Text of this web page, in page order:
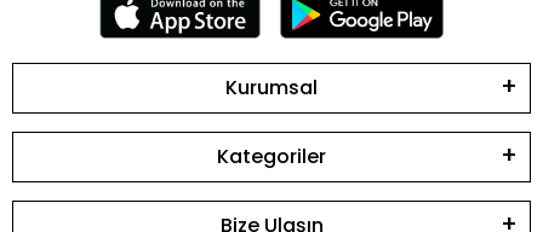
Kurumsal
Kategoriler
Bize Ulaşın